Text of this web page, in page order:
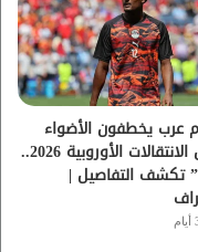
ق
ر
م
عرب يخطفون الأضواء
بسوق الانتقالات الأوروبية 2026..
تكشف التفاصيل |